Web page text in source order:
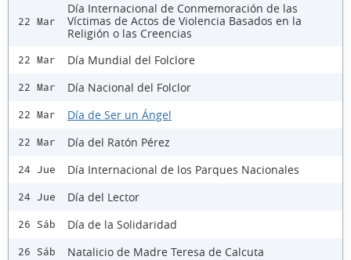
22 Mar
Día Internacional de Conmemoración de las
Víctimas de Actos de Violencia Basados en la
Religión o las Creencias
22 Mar Día Mundial del Folclore
22 Mar Día Nacional del Folclor
22 Mar Día de Ser un Ángel
22 Mar Día del Ratón Pérez
24 Jue Día Internacional de los Parques Nacionales
24 Jue Día del Lector
26 Sáb Día de la Solidaridad
26 Sáb Natalicio de Madre Teresa de Calcuta